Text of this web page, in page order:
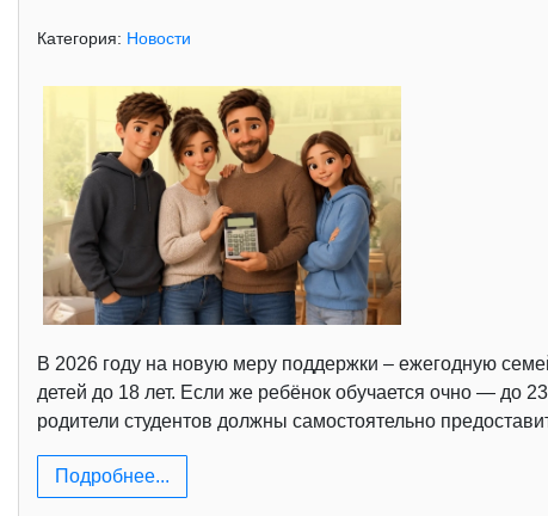
Категория: Новости
В 2026 году на новую меру поддержки – ежегодную
детей до 18 лет. Если же ребёнок обучается очно — до
родители студентов должны самостоятельно
Подробнее...